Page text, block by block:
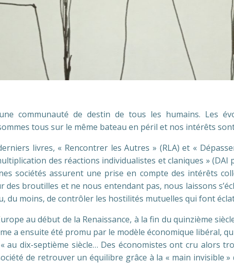
communauté de destin de tous les humains. Les
tous sur le même bateau en péril et nos intérêts
livres, « Rencontrer les Autres » (RLA) et «
des réactions individualistes et claniques » (DAI
sociétés assurent une prise en compte des intérêts
broutilles et ne nous entendant pas, nous laissons
du moins, de contrôler les hostilités mutuelles qui font
au début de la Renaissance, à la fin du quinzième
a ensuite été promu par le modèle économique libéral,
au dix-septième siècle… Des économistes ont cru alors
de retrouver un équilibre grâce à la « main invisible